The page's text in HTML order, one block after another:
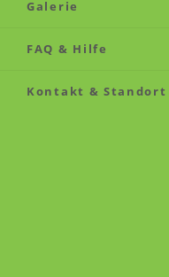
Galerie
FAQ & Hilfe
Kontakt & Standort